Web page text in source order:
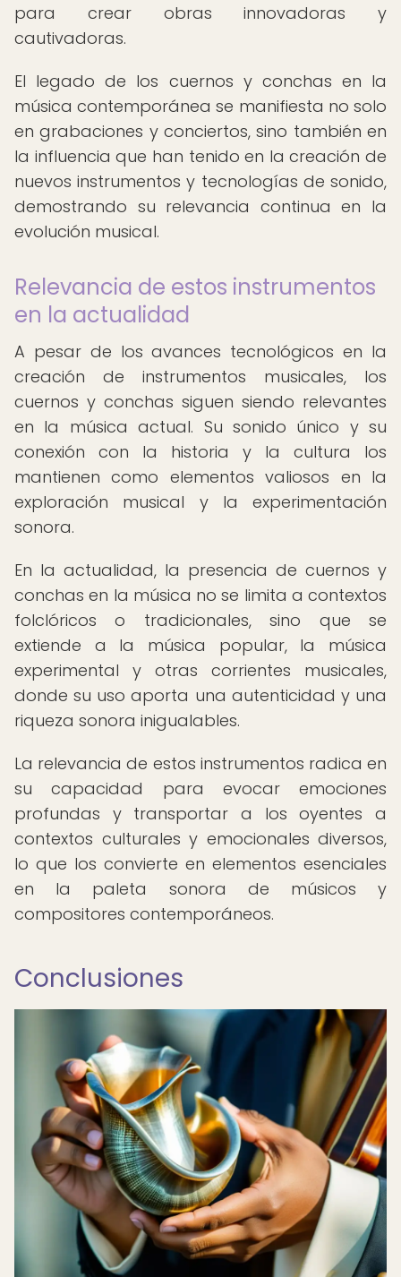
para crear obras innovadoras y
cautivadoras.
El legado de los cuernos y conchas en la
música contemporánea se manifiesta no solo
en grabaciones y conciertos, sino también en
la influencia que han tenido en la creación de
nuevos instrumentos y tecnologías de sonido,
demostrando su relevancia continua en la
evolución musical.
Relevancia de estos instrumentos
en la actualidad
A pesar de los avances tecnológicos en la
creación de instrumentos musicales, los
cuernos y conchas siguen siendo relevantes
en la música actual. Su sonido único y su
conexión con la historia y la cultura los
mantienen como elementos valiosos en la
exploración musical y la experimentación
sonora.
En la actualidad, la presencia de cuernos y
conchas en la música no se limita a contextos
folclóricos o tradicionales, sino que se
extiende a la música popular, la música
experimental y otras corrientes musicales,
donde su uso aporta una autenticidad y una
riqueza sonora inigualables.
La relevancia de estos instrumentos radica en
su capacidad para evocar emociones
profundas y transportar a los oyentes a
contextos culturales y emocionales diversos,
lo que los convierte en elementos esenciales
en la paleta sonora de músicos y
compositores contemporáneos.
Conclusiones